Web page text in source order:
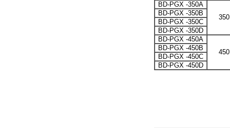
BD-PGX -350A
BD-PGX -350B
BD-PGX -350C
BD-PGX -350D
BD-PGX -450A
BD-PGX -450B
BD-PGX -450C
BD-PGX -450D